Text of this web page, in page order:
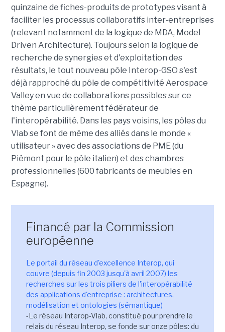
quinzaine de fiches-produits de prototypes visant à
faciliter les processus collaboratifs inter-entreprises
(relevant notamment de la logique de MDA, Model
Driven Architecture). Toujours selon la logique de
recherche de synergies et d'exploitation des
résultats, le tout nouveau pôle Interop-GSO s'est
déjà rapproché du pôle de compétitivité Aerospace
Valley en vue de collaborations possibles sur ce
thème particulièrement fédérateur de
l'interopérabilité. Dans les pays voisins, les pôles du
Vlab se font de même des alliés dans le monde «
utilisateur » avec des associations de PME (du
Piémont pour le pôle italien) et des chambres
professionnelles (600 fabricants de meubles en
Espagne).
Financé par la Commission
européenne
Le portail du réseau d'excellence Interop, qui
couvre (depuis fin 2003 jusqu'à avril 2007) les
recherches sur les trois piliers de l'interopérabilité
des applications d'entreprise : architectures,
modélisation et ontologies (sémantique)
-Le réseau Interop-Vlab, constitué pour prendre le
relais du réseau Interop, se fonde sur onze pôles: du